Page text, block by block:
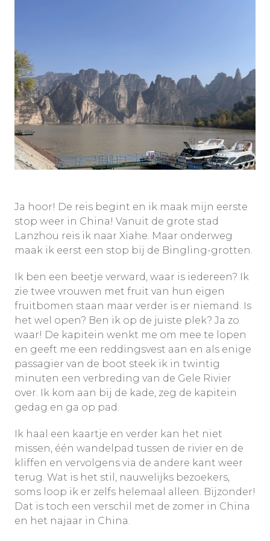
Ja hoor! De reis begint en ik maak mijn eerste
stop weer in China! Vanuit de grote stad
Lanzhou reis ik naar Xiahe. Maar onderweg
maak ik eerst een stop bij de Bingling-grotten.
Ik ben een beetje verward, waar is iedereen? Ik
zie twee vrouwen met fruit van hun eigen
fruitbomen staan maar verder is er niemand. Is
het wel open? Ben ik op de juiste plek? Ja zo
waar! De kapitein wenkt me om mee te lopen
en geeft me een reddingsvest aan en als enige
passagier van de boot steek ik in twintig
minuten een verbreding van de Gele Rivier
over. Ik kom aan bij de kade, zeg de kapitein
gedag en ga op pad.
Ik haal een kaartje en verder kan het niet
missen, één wandelpad tussen de rivier en de
kliffen en vervolgens via de andere kant weer
terug. Wat is het stil, nauwelijks bezoekers,
soms loop ik er zelfs helemaal alleen. Bijzonder!
Dat is toch een verschil met de zomer in China
en het najaar in China.